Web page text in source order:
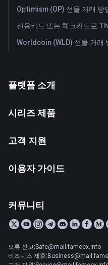
플랫폼 소개
시리즈 제품
고객 지원
이용자 가이드
커뮤니티
오류 신고:Safe@mail.fameex.info
비즈니스 제휴